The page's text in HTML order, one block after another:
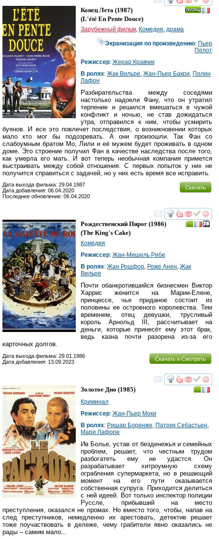
смотреть
Конец Лета (1987)
(L'été En Pente Douce)
Зарубежный фильм Комедия драма
Экранизация по произведению: Пьер
Пелот
Режиссер: Жерар Кравчик
В ролях: Жак Вильре Жан-Пьер Бакри Полин
Лафон
Разбирательства между соседями
настолько надоели Фану, что он утратил
терпение и решился вмешаться в чужой
конфликт и ночью, не став дожидаться
утра, отправился к ним, чтобы усмирить
буянов. И все это повлечет последствия, о возникновении которых
мало кто мог бы подозревать. А они произошли. Так Фан со
слабоумным братом Мо, Лили и её мужем будет проживать в одном
доме. Это строение получил Фан в качестве наследства после того,
как умерла его мать. И вот теперь необычная компания примется
выстраивать между собой отношения. С первых попыток у них не
получится справиться с задачей, но у них есть время все исправить.
Скачать
Дата выхода фильма: 29.04.1987
Дата добавления: 06.04.2020
Последнее обновление: 06.04.2020
смотреть
Рождественский Пирог (1986)
(The King's Cake)
Комедия
Режиссер: Жан-Мишель Рибе
В ролях: Жан Рошфор, Роже Анен, Жак
Вильре
Почти обанкротившийся бизнесмен Виктор
Харрис женится на Марии-Елене,
принцессе, чье приданое состоит из
половины ее островного королевства. Тем
временем, отец девушки, трусливый
король Арнольд III, рассчитывает на
деньги, которые принесёт ему этот брак,
ведь казна почти разорена из-за его
карточных долгов.
Скачать и Смотреть
Дата выхода фильма: 29.01.1986
Дата добавления: 13.09.2023
смотреть
Золотое Дно (1985)
Криминал
Режиссер: Жан-Пьер Моки
В ролях: Ришар Боренже, Патрик Себастьен,
Мари Лафоре
Ив Болье, устав от безденежья и семейных
проблем, решает, что честным трудом
разбогатеть ему не удастся. Он
разрабатывает хитроумную схему
ограбления супермаркета, но в решающий
момент на его пути оказывается
собственная супруга. Приходится делиться
с ней идеей. Вот только инспектор полиции
Руссле, прибывший на место
преступления, оказался не промах. Но вместо того, чтобы, напав на
след преступников, немедленно их арестовать, детектив решает
тоже поучаствовать в дележе, чему грабители явно оказались не
рады – самим мало...